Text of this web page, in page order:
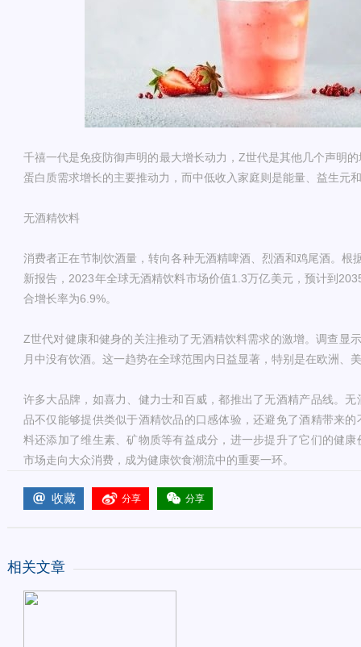
千禧一代是免疫防御声明的最大增长动力，Z世代是其他几个声明
蛋白质需求增长的主要推动力，而中低收入家庭则是能量、益生元
无酒精饮料
消费者正在节制饮酒量，转向各种无酒精啤酒、烈酒和鸡尾酒。根
新报告，2023年全球无酒精饮料市场价值1.3万亿美元，预计到
合增长率为6.9%。
Z世代对健康和健身的关注推动了无酒精饮料需求的激增。调查显
月中没有饮酒。这一趋势在全球范围内日益显著，特别是在欧洲、
许多大品牌，如喜力、健力士和百威，都推出了无酒精产品线。
品不仅能够提供类似于酒精饮品的口感体验，还避免了酒精带来
料还添加了维生素、矿物质等有益成分，进一步提升了它们的健
市场走向大众消费，成为健康饮食潮流中的重要一环。
收藏 分享 分享
相关文章